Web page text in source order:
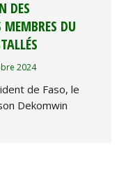
DES
DU
2024
de Faso, le
Dekomwin